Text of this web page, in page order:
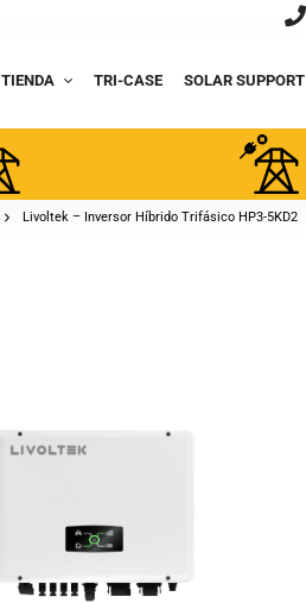
TIENDA TRI-CASE SOLAR SUPPORT
Livoltek – Inversor Híbrido Trifásico HP3-5KD2